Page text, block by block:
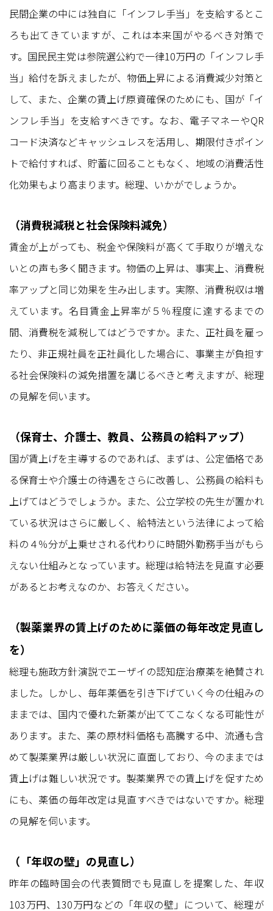
民間企業の中には独自に「インフレ手当」を支給するとこ
ろも出てきていますが、これは本来国がやるべき対策で
す。国民民主党は参院選公約で一律10万円の「インフレ手
当」給付を訴えましたが、物価上昇による消費減少対策と
して、また、企業の賃上げ原資確保のためにも、国が「イ
ンフレ手当」を支給すべきです。なお、電子マネーやQR
コード決済などキャッシュレスを活用し、期限付きポイン
トで給付すれば、貯蓄に回ることもなく、地域の消費活性
化効果もより高まります。総理、いかがでしょうか。
（消費税減税と社会保険料減免）
賃金が上がっても、税金や保険料が高くて手取りが増えな
いとの声も多く聞きます。物価の上昇は、事実上、消費税
率アップと同じ効果を生み出します。実際、消費税収は増
えています。名目賃金上昇率が５％程度に達するまでの
間、消費税を減税してはどうですか。また、正社員を雇っ
たり、非正規社員を正社員化した場合に、事業主が負担す
る社会保険料の減免措置を講じるべきと考えますが、総理
の見解を伺います。
（保育士、介護士、教員、公務員の給料アップ）
国が賃上げを主導するのであれば、まずは、公定価格であ
る保育士や介護士の待遇をさらに改善し、公務員の給料も
上げてはどうでしょうか。また、公立学校の先生が置かれ
ている状況はさらに厳しく、給特法という法律によって給
料の４％分が上乗せされる代わりに時間外勤務手当がもら
えない仕組みとなっています。総理は給特法を見直す必要
があるとお考えなのか、お答えください。
（製薬業界の賃上げのために薬価の毎年改定見直し
を）
総理も施政方針演説でエーザイの認知症治療薬を絶賛され
ました。しかし、毎年薬価を引き下げていく今の仕組みの
ままでは、国内で優れた新薬が出ててこなくなる可能性が
あります。また、薬の原材料価格も高騰する中、流通も含
めて製薬業界は厳しい状況に直面しており、今のままでは
賃上げは難しい状況です。製薬業界での賃上げを促すため
にも、薬価の毎年改定は見直すべきではないですか。総理
の見解を伺います。
（「年収の壁」の見直し）
昨年の臨時国会の代表質問でも見直しを提案した、年収
103万円、130万円などの「年収の壁」について、総理が